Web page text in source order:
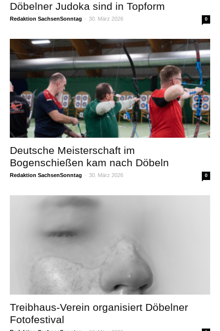
Döbelner Judoka sind in Topform
Redaktion SachsenSonntag - 30. März 2026 0
Deutsche Meisterschaft im
Bogenschießen kam nach Döbeln
Redaktion SachsenSonntag - 30. März 2026 0
Treibhaus-Verein organisiert Döbelner
Fotofestival